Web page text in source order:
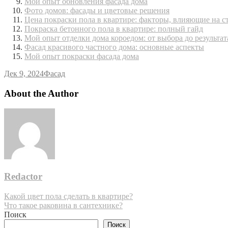
Фото домов: фасады и цветовые решения
Цена покраски пола в квартире: факторы, влияющие на
Покраска бетонного пола в квартире: полный гайд
Мой опыт отделки дома короедом: от выбора до
Фасад красивого частного дома: основные аспекты
Мой опыт покраски фасада дома
Дек 9, 2024Фасад
About the Author
Redactor
Навигация
по
Какой цвет пола сделать в квартире?
Что такое раковина в сантехнике?
Поиск
Поиск